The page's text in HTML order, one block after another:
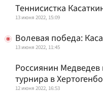
Теннисистка
13 июня 2022, 15:09
Волевая победа:
13 июня 2022, 11:45
Россиянин
турнира в
12 июня 2022, 16:53